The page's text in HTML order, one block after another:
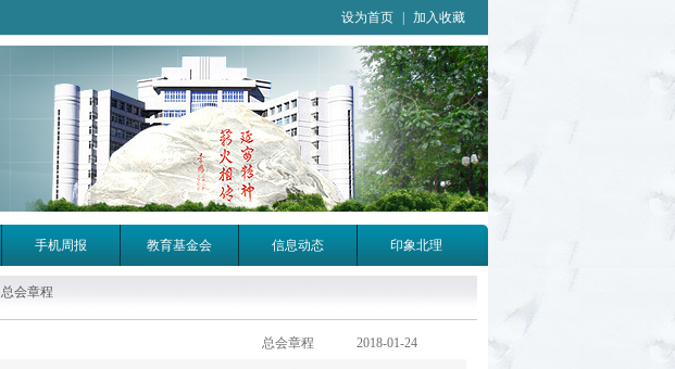
设为首页 加入收藏
手机周报 教育基金会 信息动态 印象北理
总会章程
总会章程 2018-01-24